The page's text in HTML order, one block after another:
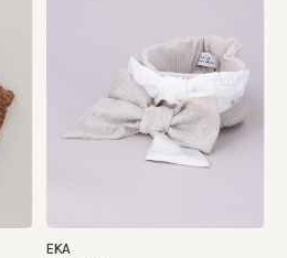
EKA